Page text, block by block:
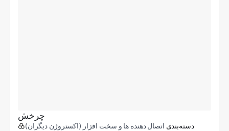
چرخش
دسته‌بندی اتصال دهنده ها و سخت افزار (اکستروژن دیگران)